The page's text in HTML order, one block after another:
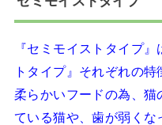
『セミモイストタイプ
トタイプ』それぞれの
柔らかいフードの為、猫
ている猫や、歯が弱くな